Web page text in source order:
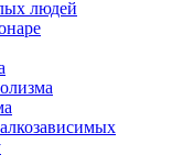
людей